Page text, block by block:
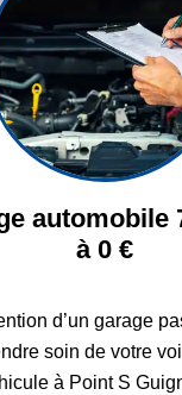
automobile
à 0 €
d’un garage
soin de votre
à Point S